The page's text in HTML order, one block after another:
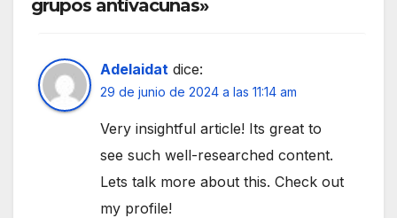
grupos antivacunas»
Adelaidat dice:
29 de junio de 2024 a las 11:14 am
Very insightful article! Its great to
see such well-researched content.
Lets talk more about this. Check out
my profile!